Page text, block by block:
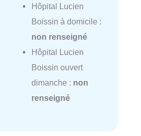
Hôpital Lucien
Boissin à domicile :
non renseigné
Hôpital Lucien
Boissin ouvert
dimanche : non
renseigné